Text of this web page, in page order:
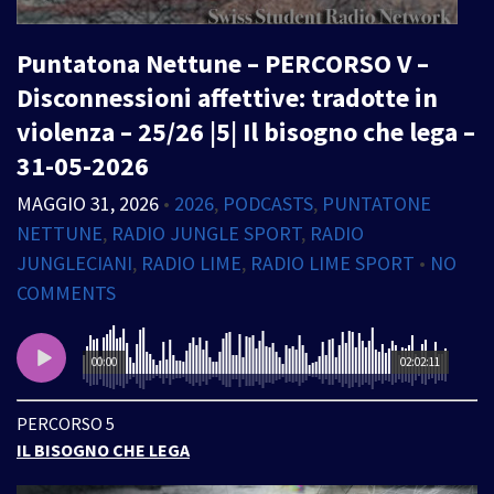
Puntatona Nettune – PERCORSO V –
Disconnessioni affettive: tradotte in
violenza – 25/26 |5| Il bisogno che lega –
31-05-2026
MAGGIO 31, 2026 • 2026, PODCASTS, PUNTATONE
NETTUNE, RADIO JUNGLE SPORT, RADIO
JUNGLECIANI, RADIO LIME, RADIO LIME SPORT • NO
COMMENTS
02:02:11
00:00
PERCORSO 5
IL BISOGNO CHE LEGA